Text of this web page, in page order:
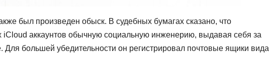
был произведен обыск. В судебных бумагах сказано, что
аккаунтов обычную социальную инженерию, выдавая себя за
Для большей убедительности он регистрировал почтовые ящики вида